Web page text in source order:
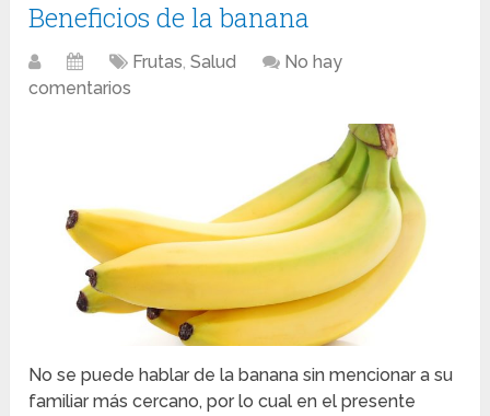
Beneficios de la banana
Frutas,Salud
No hay
comentarios
No se puede hablar de la banana sin mencionar a su
familiar más cercano, por lo cual en el presente